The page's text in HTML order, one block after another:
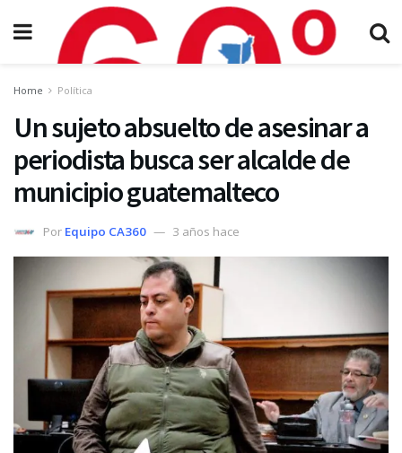
Home Política
Un sujeto absuelto de asesinar a
periodista busca ser alcalde de
municipio guatemalteco
Por Equipo CA360 3 años hace